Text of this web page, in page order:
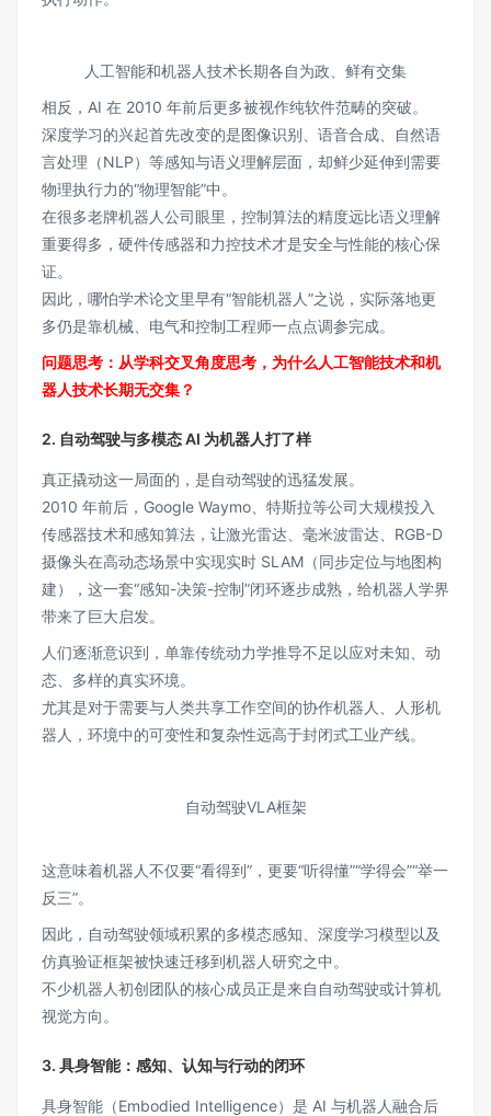
人工智能和机器人技术长期各自为政、鲜有交集
相反，AI 在 2010 年前后更多被视作纯软件范畴的突破。
深度学习的兴起首先改变的是图像识别、语音合成、自然语
言处理（NLP）等感知与语义理解层面，却鲜少延伸到需要
物理执行力的“物理智能”中。
在很多老牌机器人公司眼里，控制算法的精度远比语义理解
重要得多，硬件传感器和力控技术才是安全与性能的核心保
证。
因此，哪怕学术论文里早有“智能机器人”之说，实际落地更
多仍是靠机械、电气和控制工程师一点点调参完成。
问题思考：从学科交叉角度思考，为什么人工智能技术和机
器人技术长期无交集？
2. 自动驾驶与多模态 AI 为机器人打了样
真正撬动这一局面的，是自动驾驶的迅猛发展。
2010 年前后，Google Waymo、特斯拉等公司大规模投入
传感器技术和感知算法，让激光雷达、毫米波雷达、RGB-D
摄像头在高动态场景中实现实时 SLAM（同步定位与地图构
建），这一套“感知-决策-控制”闭环逐步成熟，给机器人学界
带来了巨大启发。
人们逐渐意识到，单靠传统动力学推导不足以应对未知、动
态、多样的真实环境。
尤其是对于需要与人类共享工作空间的协作机器人、人形机
器人，环境中的可变性和复杂性远高于封闭式工业产线。
自动驾驶VLA框架
这意味着机器人不仅要“看得到”，更要“听得懂”“学得会”“举一
反三”。
因此，自动驾驶领域积累的多模态感知、深度学习模型以及
仿真验证框架被快速迁移到机器人研究之中。
不少机器人初创团队的核心成员正是来自自动驾驶或计算机
视觉方向。
3. 具身智能：感知、认知与行动的闭环
具身智能（Embodied Intelligence）是 AI 与机器人融合后